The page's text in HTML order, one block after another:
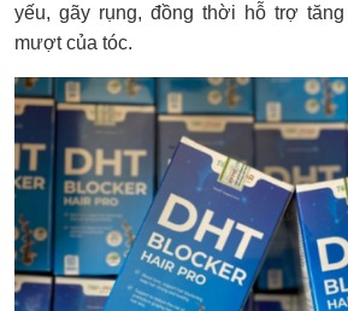
yếu, gãy rụng, đồng thời hỗ trợ
mượt của tóc.